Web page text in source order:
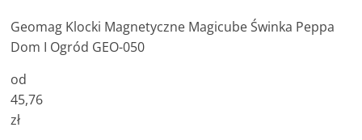
Geomag Klocki Magnetyczne Magicube Świnka Peppa
Dom I Ogród GEO-050
od
45,76
zł